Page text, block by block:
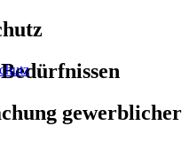
gewerblicher